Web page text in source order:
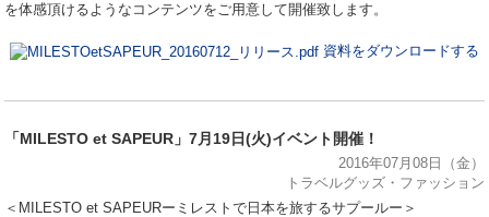
を体感頂けるようなコンテンツをご用意して開催致します。
資料をダウンロードする
「MILESTO et SAPEUR」7月19日(火)イベント開催！
2016年07月08日（金）
トラベルグッズ・ファッション
＜MILESTO et SAPEURーミレストで日本を旅するサプールー＞